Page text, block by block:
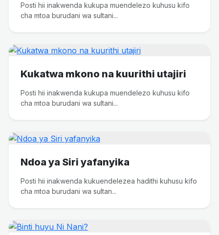
Posti hii inakwenda kukupa muendelezo kuhusu kifo
cha mtoa burudani wa sultani...
Kukatwa mkono na kuurithi utajiri
Posti hii inakwenda kukupa muendelezo kuhusu kifo
cha mtoa burudani wa sultani...
Ndoa ya Siri yafanyika
Posti hii inakwenda kukuendelezea hadithi kuhusu kifo
cha mtoa burudani wa sultan...